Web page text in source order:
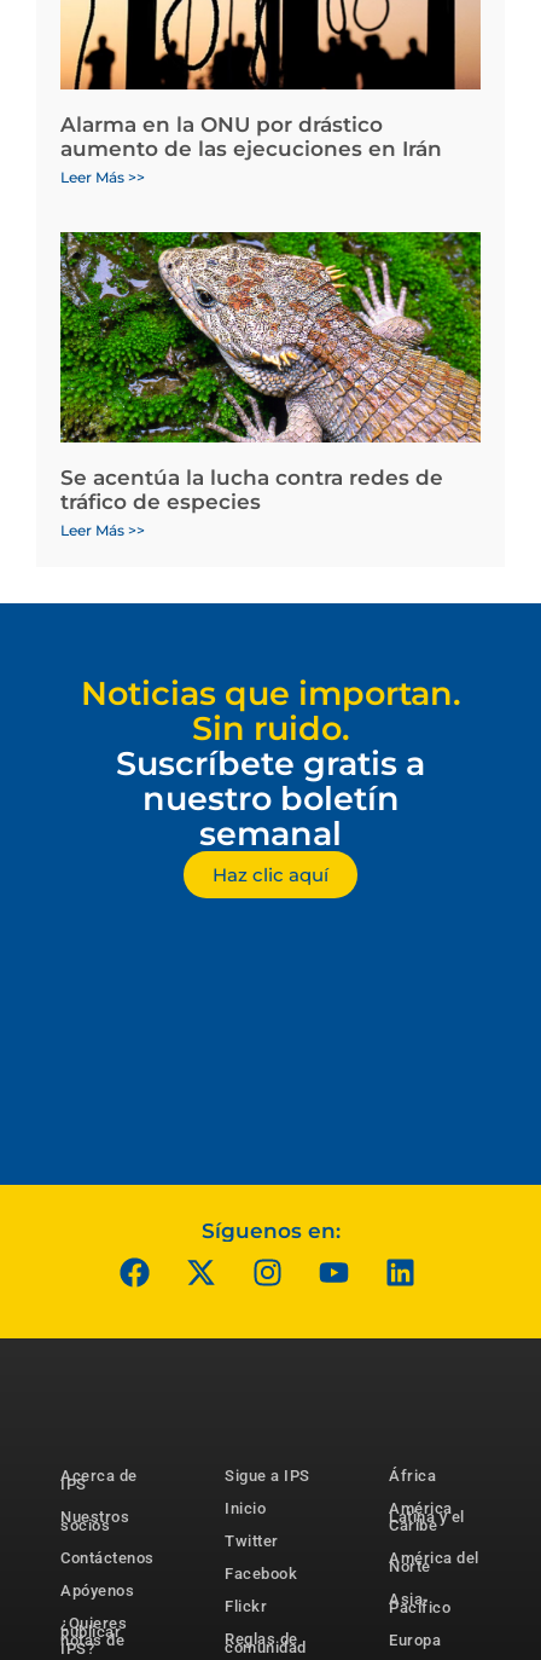
Alarma en la ONU por drástico
aumento de las ejecuciones en Irán
Leer Más >>
Se acentúa la lucha contra redes de
tráfico de especies
Leer Más >>
Noticias que importan.
Sin ruido.
Suscríbete gratis a
nuestro boletín
semanal
Haz clic aquí
Síguenos en:
Acerca de
IPS
Nuestros
socios
Contáctenos
Apóyenos
¿Quieres
publicar
notas de
IPS?
Sigue a IPS
Inicio
Twitter
Facebook
Flickr
Reglas de
comunidad
África
América
Latina y el
Caribe
América del
Norte
Asia-
Pacífico
Europa